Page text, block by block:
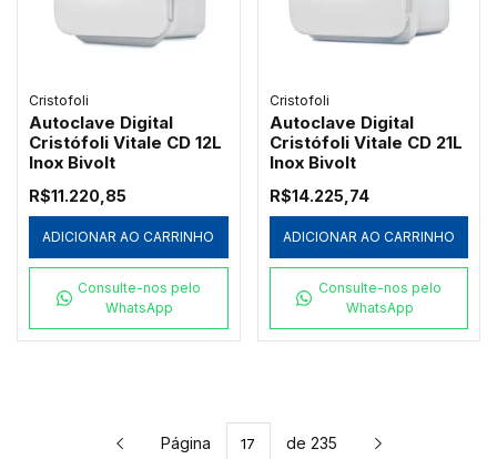
Cristofoli
Autoclave Digital
Cristófoli Vitale CD 12L
Inox Bivolt
R$11.220,85
ADICIONAR AO CARRINHO
Consulte-nos pelo
WhatsApp
Cristofoli
Autoclave Digital
Cristófoli Vitale CD 21L
Inox Bivolt
R$14.225,74
ADICIONAR AO CARRINHO
Consulte-nos pelo
WhatsApp
Página de 235